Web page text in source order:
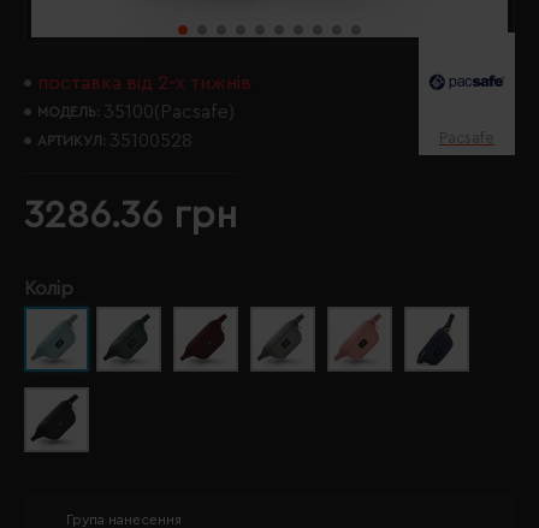
поставка від 2-х тижнів
МОДЕЛЬ: 35100(Pacsafe)
АРТИКУЛ: 35100528 Pacsafe
3286.36 грн
Колір
Група нанесення